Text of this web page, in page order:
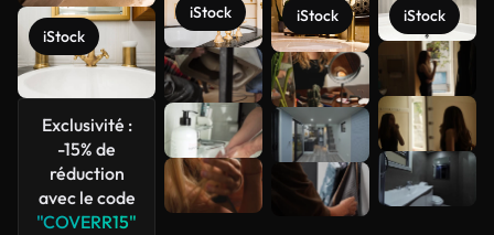
iStock
Exclusivité :
-15% de
réduction
avec le code
"COVERR15"
iStock iStock iStock
Voir plus